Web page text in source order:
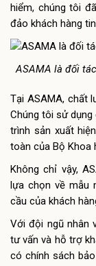
hiểm, chúng tôi
đảo khách hàng
ASAMA là đối
Tại ASAMA, chất
Chúng tôi sử
trình sản xuất
toàn của Bộ Khoa
Không chỉ vậy,
lựa chọn về mẫu
cầu của khách
Với đội ngũ nhân
tư vấn và hỗ trợ
có chính sách